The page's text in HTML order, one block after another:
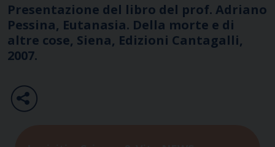
Presentazione del libro del prof. Adriano
Pessina, Eutanasia. Della morte e di
altre cose, Siena, Edizioni Cantagalli,
2007.